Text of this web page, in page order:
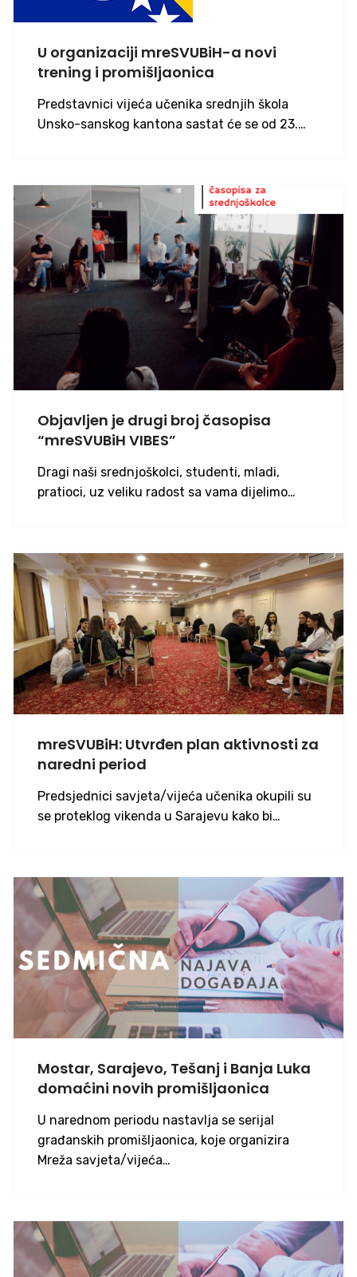
U organizaciji mreSVUBiH-a novi
trening i promišljaonica
Predstavnici vijeća učenika srednjih škola
Unsko-sanskog kantona sastat će se od 23.…
Objavljen je drugi broj časopisa
“mreSVUBiH VIBES”
Dragi naši srednjoškolci, studenti, mladi,
pratioci, uz veliku radost sa vama dijelimo…
mreSVUBiH: Utvrđen plan aktivnosti za
naredni period
Predsjednici savjeta/vijeća učenika okupili su
se proteklog vikenda u Sarajevu kako bi…
Mostar, Sarajevo, Tešanj i Banja Luka
domaćini novih promišljaonica
U narednom periodu nastavlja se serijal
građanskih promišljaonica, koje organizira
Mreža savjeta/vijeća…